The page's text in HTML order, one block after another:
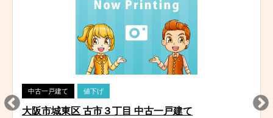
中古一戸建て 値下げ
大阪市城東区 古市３丁目 中古一戸建て